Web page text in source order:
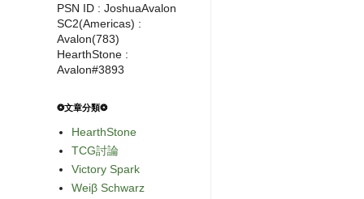
PSN ID : JoshuaAvalon
SC2(Americas) :
Avalon(783)
HearthStone :
Avalon#3893
❂文章分類❂
HearthStone
TCG討論
Victory Spark
Weiβ Schwarz